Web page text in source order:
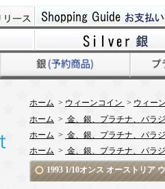
ホーム > ウィーンコイン > ウィー
ホーム > 金、銀、プラチナ、パラ
ホーム > 金、銀、プラチナ、パラ
ホーム > 金、銀、プラチナ、パラ
1993 1/10オンス オーストリア